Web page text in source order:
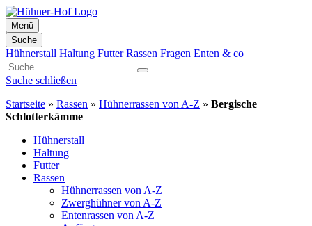
Menü
Suche
Zum
Inhalt
springen
Hühnerstall Haltung FutterRassen Fragen Enten & co
Suche schließen
Startseite » Rassen » Hühnerrassen von A-Z » Bergische
Schlotterkämme
Hühnerstall
Haltung
Futter
Rassen
Hühnerrassen von A-Z
Zwerghühner von A-Z
Entenrassen von A-Z